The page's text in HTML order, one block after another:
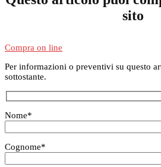
sito
Compra on line
Per informazioni o preventivi su questo
sottostante.
Nome*
Cognome*